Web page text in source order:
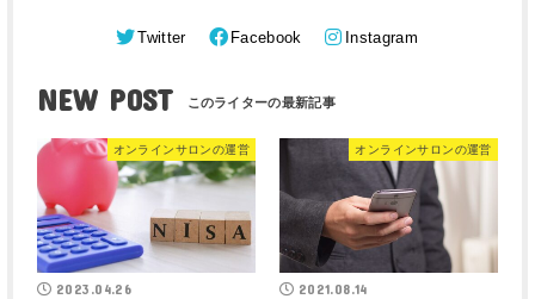
Twitter Facebook Instagram
NEW POST
オンラインサロンの運営
2023.04.26
オンラインサロンの運営
2021.08.14